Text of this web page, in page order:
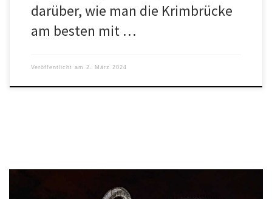
darüber, wie man die Krimbrücke
am besten mit …
Veröffentlicht am 2. März 2024